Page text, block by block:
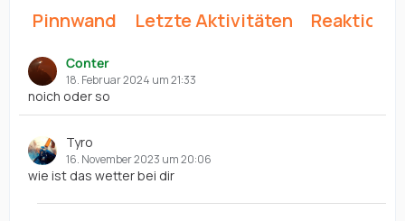
Pinnwand Letzte Aktivitäten
Conter
18. Februar 2024 um 21:33
noich oder so
Tyro
16. November 2023 um 20:06
wie ist das wetter bei dir